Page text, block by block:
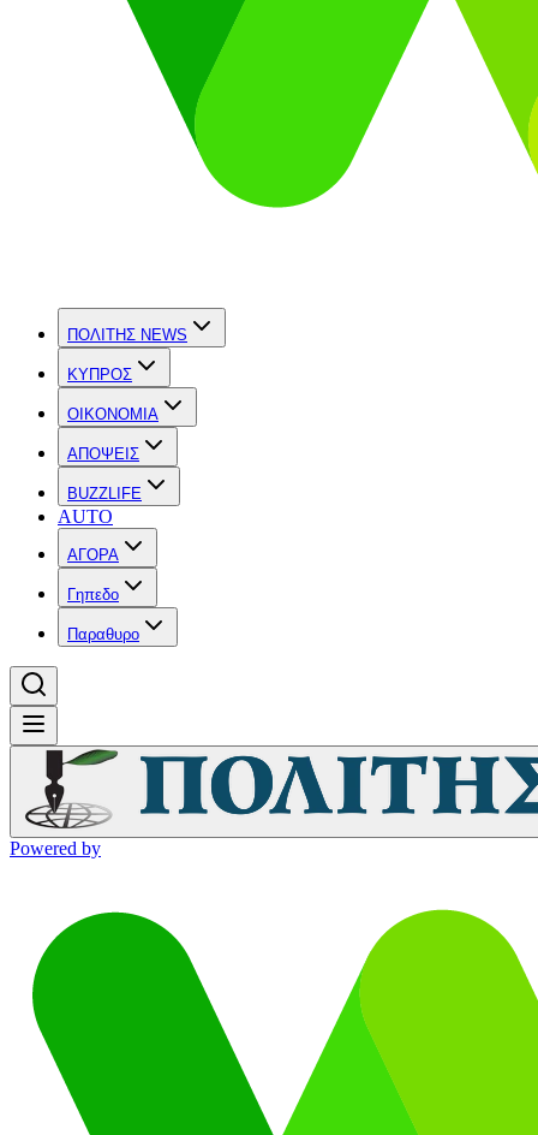
ΠΟΛΙΤΗΣ NEWS
ΚΥΠΡΟΣ
OIKONOMIA
ΑΠΟΨΕΙΣ
BUZZLIFE
AUTO
ΑΓΟΡΑ
Γηπεδο
Παραθυρο
Powered by